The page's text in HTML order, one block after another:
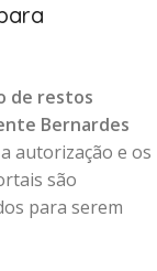
de restos
Bernardes
autorização e os
são
para serem